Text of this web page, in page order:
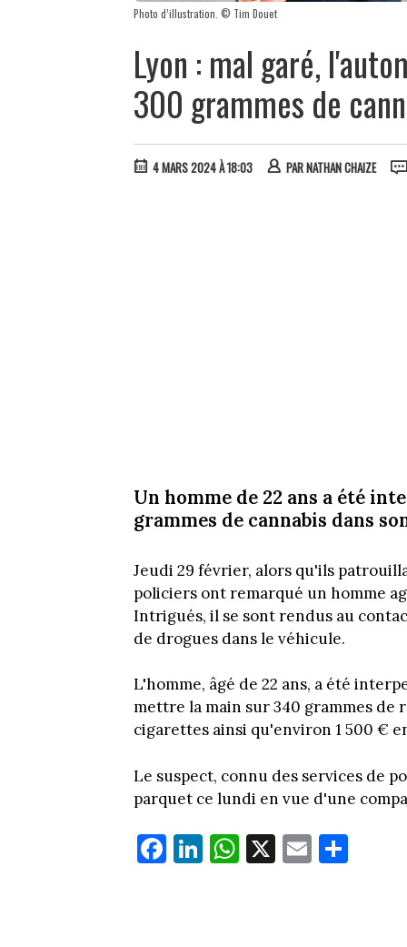
Photo d’illustration. © Tim Douet
Lyon : mal garé,
300 grammes de
4 MARS 2024 À 18:03 PARNATHAN CHAIZE
Un homme de 22 ans a été
grammes de cannabis dans
Jeudi 29 février, alors qu'ils
policiers ont remarqué un homme
Intrigués, il se sont rendus au
de drogues dans le véhicule.
L'homme, âgé de 22 ans, a été
mettre la main sur 340 grammes de
cigarettes ainsi qu'environ 1 500 €
Le suspect, connu des services de
parquet ce lundi en vue d'une
Fa
ce
Li
nk
W
ha
X E
m